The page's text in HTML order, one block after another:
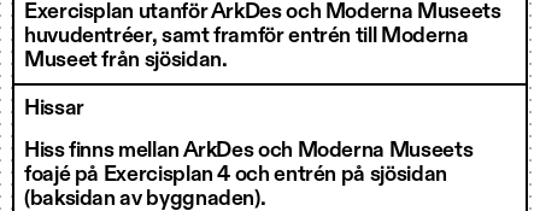
Exercisplan utanför ArkDes och Moderna Museets
huvudentréer, samt framför entrén till Moderna
Museet från sjösidan.
Hissar
Hiss finns mellan ArkDes och Moderna Museets
foajé på Exercisplan 4 och entrén på sjösidan
(baksidan av byggnaden).